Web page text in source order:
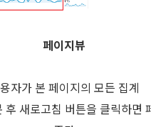
페이지뷰
자가 본 페이지의 모든 집계
후 새로고침 버튼을 클릭하면